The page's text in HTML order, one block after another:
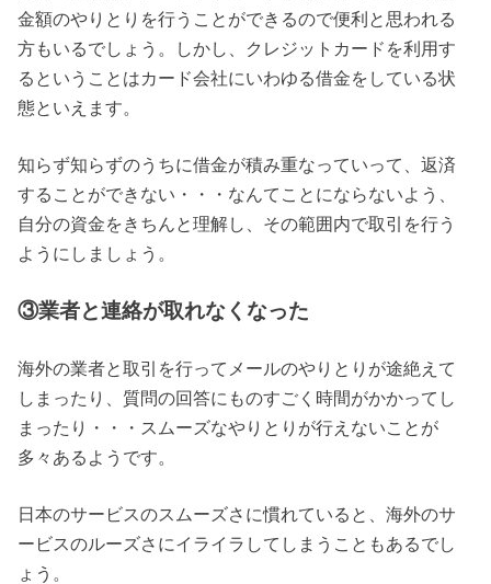
金額のやりとりを行うことができるので便利と思われる
方もいるでしょう。しかし、クレジットカードを利用す
るということはカード会社にいわゆる借金をしている状
態といえます。
知らず知らずのうちに借金が積み重なっていって、返済
することができない・・・なんてことにならないよう、
自分の資金をきちんと理解し、その範囲内で取引を行う
ようにしましょう。
③業者と連絡が取れなくなった
海外の業者と取引を行ってメールのやりとりが途絶えて
しまったり、質問の回答にものすごく時間がかかってし
まったり・・・スムーズなやりとりが行えないことが
多々あるようです。
日本のサービスのスムーズさに慣れていると、海外のサ
ービスのルーズさにイライラしてしまうこともあるでし
ょう。